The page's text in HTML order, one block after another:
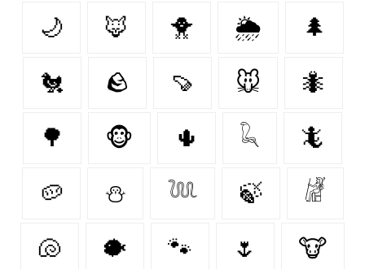
🌙 🦊 🐥 🌦️ 🌲
🐔 🪨 🍠 🐭 🐜
🌳 🐵 🌵 𓆗 🦎
🥔 ⛄ 𓆙 🍃 𓁈
🐚 🐡 🐾 🌷 🐮